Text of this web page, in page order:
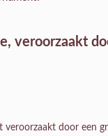
veroorzaakt
door een